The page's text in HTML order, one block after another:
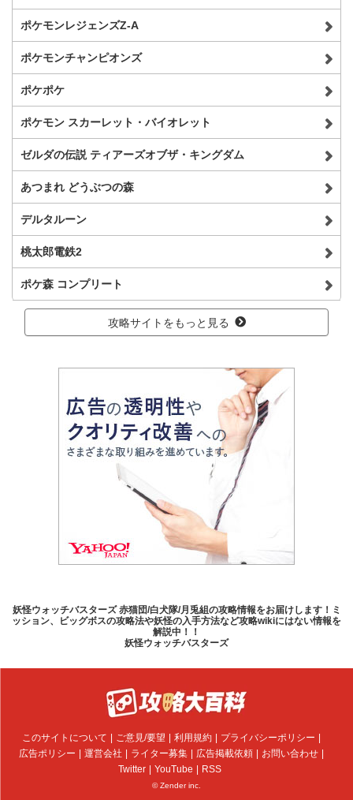
ポケモンレジェンズZ-A
ポケモンチャンピオンズ
ポケポケ
ポケモン スカーレット・バイオレット
ゼルダの伝説 ティアーズオブザ・キングダム
あつまれ どうぶつの森
デルタルーン
桃太郎電鉄2
ポケ森 コンプリート
攻略サイトをもっと見る
妖怪ウォッチバスターズ 赤猫団/白犬隊/月兎組の攻略情報をお届けします！ミ
ッション、ビッグボスの攻略法や妖怪の入手方法など攻略wikiにはない情報を
解説中！！
妖怪ウォッチバスターズ
このサイトについて ご意見/要望 利用規約
プライバシーポリシー
広告ポリシー
運営会社 ライター募集 広告掲載依頼
お問い合わせ
Twitter
YouTube RSS
© Zender inc.